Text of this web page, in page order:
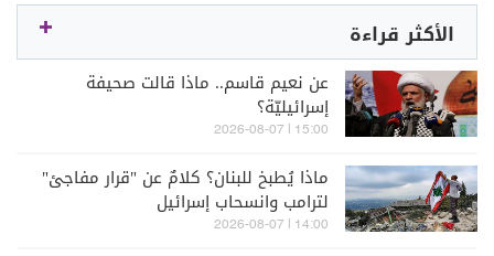
الأكثر قراءة
عن نعيم قاسم.. ماذا قالت صحيفة
إسرائيليّة؟
15:00 | 2026-08-07
ماذا يُطبخ للبنان؟ كلامٌ عن "قرار مفاجئ"
لترامب وانسحاب إسرائيل
14:00 | 2026-08-07